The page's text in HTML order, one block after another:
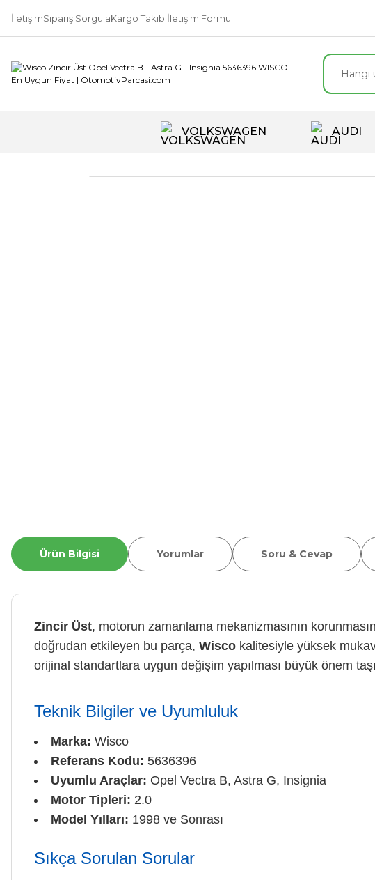
İletişimSipariş SorgulaKargo Takibiİletişim Formu
VOLKSWAGEN AUDI
Ürün Bilgisi Yorumlar Soru & Cevap
Zincir Üst, motorun zamanlama mekanizmasının
doğrudan etkileyen bu parça, Wisco kalitesiyle yüksek
orijinal standartlara uygun değişim yapılması büyük önem
Teknik Bilgiler ve Uyumluluk
Marka: Wisco
Referans Kodu: 5636396
Uyumlu Araçlar: Opel Vectra B, Astra G, Insignia
Motor Tipleri: 2.0
Model Yılları: 1998 ve Sonrası
Sıkça Sorulan Sorular